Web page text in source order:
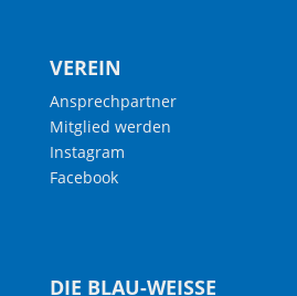
VEREIN
Ansprechpartner
Mitglied werden
Instagram
Facebook
DIE BLAU-WEISSE